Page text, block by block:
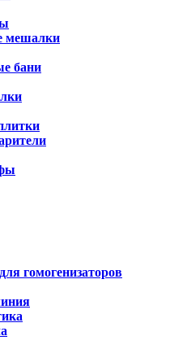
мешалки
бани
гомогенизаторов